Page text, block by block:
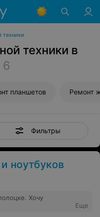
техники
техники в
6
планшетов Ремонт
Фильтры
ноутбуков
Хочу
Еще